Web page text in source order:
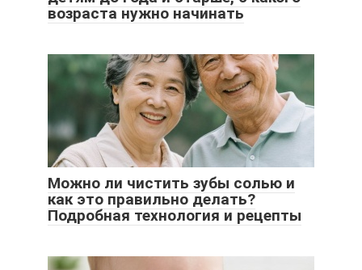
возраста нужно начинать
Можно ли чистить зубы солью и
как это правильно делать?
Подробная технология и рецепты